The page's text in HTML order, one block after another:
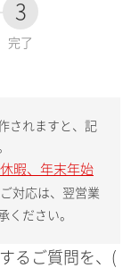
3
完了
されますと、記
暇、年末年始
対応は、翌営業
ください。
るご質問を、(